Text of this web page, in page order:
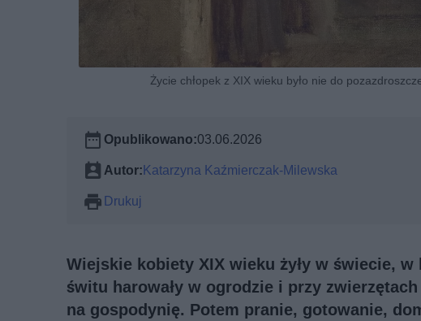
Życie chłopek z XIX wieku było nie do
Opublikowano:03.06.2026
Autor:Katarzyna Kaźmierczak-Milewska
Drukuj
Wiejskie kobiety XIX wieku żyły w świecie,
świtu harowały w ogrodzie i przy
na gospodynię. Potem pranie, gotowanie,